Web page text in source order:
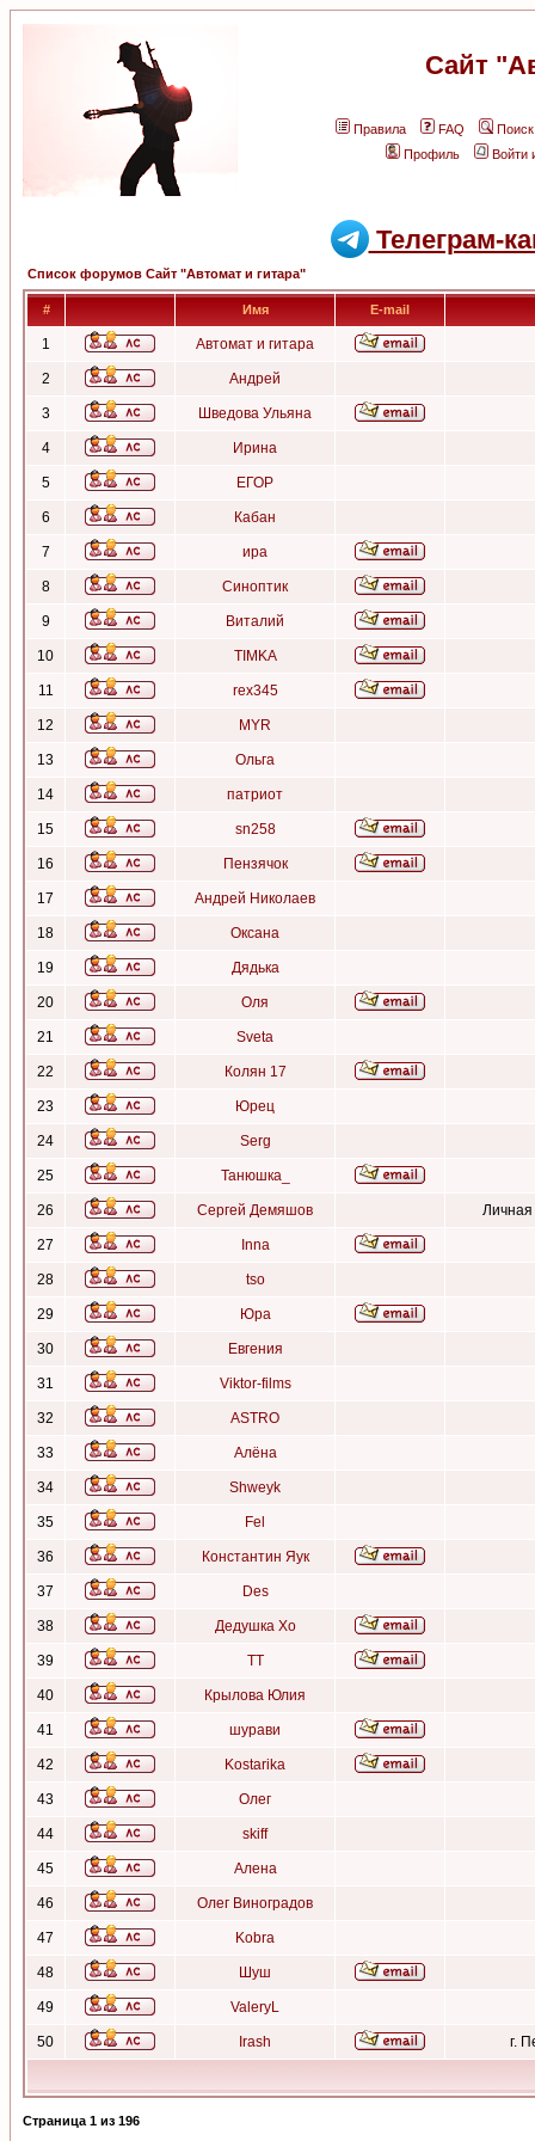
Сайт
Правила FAQ
Поиск
Профиль
Войти
Телеграм-
Список форумов Сайт "Автомат и гитара"
# Имя E-mail
1 Автомат и гитара
2 Андрей
3 Шведова Ульяна
4 Ирина
5 ЕГОР
6 Кабан
7 ира
8 Синоптик
9 Виталий
10 TIMKA
11 rex345
12 MYR
13 Ольга
14 патриот
15 sn258
16 Пензячок
17 Андрей Николаев
18 Оксана
19 Дядька
20 Оля
21 Sveta
22 Колян 17
23 Юрец
24 Serg
25 Танюшка_
26 Сергей Демяшов Личная
27 Inna
28 tso
29 Юра
30 Евгения
31 Viktor-films
32 ASTRO
33 Алёна
34 Shweyk
35 Fel
36 Константин Яук
37 Des
38 Дедушка Хо
39 ТТ
40 Крылова Юлия
41 шурави
42 Kostarika
43 Олег
44 skiff
45 Алена
46 Олег Виноградов
47 Kobra
48 Шуш
49 ValeryL
50 Irash г.
Страница 1 из 196